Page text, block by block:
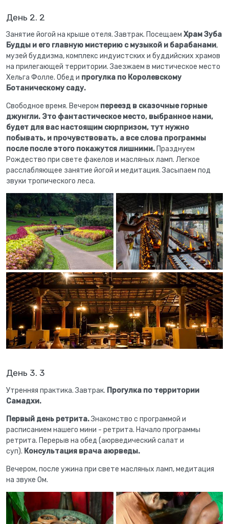
День 2. 2
Занятие йогой на крыше отеля. Завтрак. Посещаем Храм Зуба
Будды и его главную мистерию с музыкой и барабанами,
музей буддизма, комплекс индуистских и буддийских храмов
на прилегающей территории. Заезжаем в мистическое место
Хельга Фолле. Обед и прогулка по Королевскому
Ботаническому саду.
Свободное время. Вечером переезд в сказочные горные
джунгли. Это фантастическое место, выбранное нами,
будет для вас настоящим сюрпризом, тут нужно
побывать, и прочувствовать, а все слова программы
после после этого покажутся лишними. Празднуем
Рождество при свете факелов и масляных ламп. Легкое
расслабляющее занятие йогой и медитация. Засыпаем под
звуки тропического леса.
День 3. 3
Утренняя практика. Завтрак. Прогулка по территории
Самадхи.
Первый день ретрита.Знакомство с программой и
расписанием нашего мини - ретрита. Начало программы
ретрита. Перерыв на обед (аюрведический салат и
суп). Консультация врача аюрведы.
Вечером, после ужина при свете масляных ламп, медитация
на звуке Ом.